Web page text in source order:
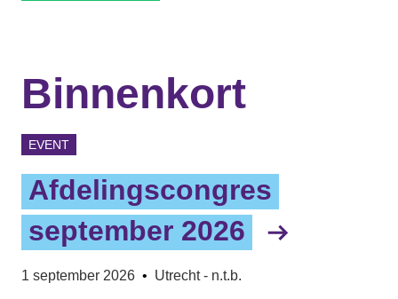
Binnenkort
EVENT
Afdelingscongres
september 2026
1 september 2026 • Utrecht - n.t.b.